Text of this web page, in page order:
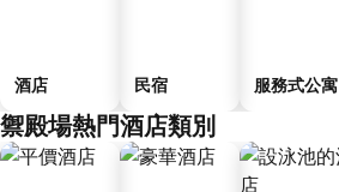
酒店 民宿 服務式公寓
禦殿場熱門酒店類別